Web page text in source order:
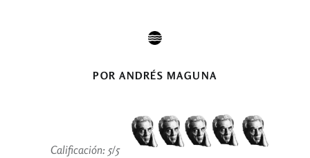
POR ANDRÉS MAGUNA
Calificación: 5/5